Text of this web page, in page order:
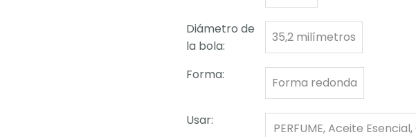
Diámetro de
la bola:
35,2 milímetros
Forma:
Forma redonda
Usar:
PERFUME, Aceite